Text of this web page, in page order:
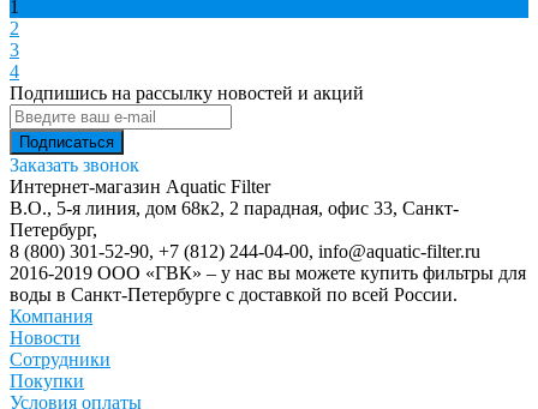
1
2
3
4
Подпишись на рассылку новостей и акций
Заказать звонок
Интернет-магазин Aquatic Filter
В.О., 5-я линия, дом 68к2, 2 парадная, офис 33, Санкт-
Петербург,
8 (800) 301-52-90, +7 (812) 244-04-00, info@aquatic-filter.ru
2016-2019 ООО «ГВК» – у нас вы можете купить фильтры для
воды в Санкт-Петербурге с доставкой по всей России.
Компания
Новости
Сотрудники
Покупки
Условия оплаты